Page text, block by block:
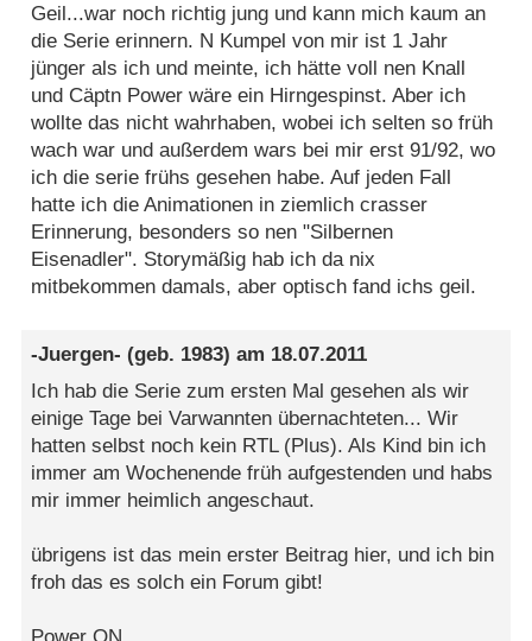
Geil...war noch richtig jung und kann mich kaum an
die Serie erinnern. N Kumpel von mir ist 1 Jahr
jünger als ich und meinte, ich hätte voll nen Knall
und Cäptn Power wäre ein Hirngespinst. Aber ich
wollte das nicht wahrhaben, wobei ich selten so früh
wach war und außerdem wars bei mir erst 91/92, wo
ich die serie frühs gesehen habe. Auf jeden Fall
hatte ich die Animationen in ziemlich crasser
Erinnerung, besonders so nen "Silbernen
Eisenadler". Storymäßig hab ich da nix
mitbekommen damals, aber optisch fand ichs geil.
-Juergen- (geb. 1983) am 18.07.2011
Ich hab die Serie zum ersten Mal gesehen als wir
einige Tage bei Varwannten übernachteten... Wir
hatten selbst noch kein RTL (Plus). Als Kind bin ich
immer am Wochenende früh aufgestenden und habs
mir immer heimlich angeschaut.
übrigens ist das mein erster Beitrag hier, und ich bin
froh das es solch ein Forum gibt!